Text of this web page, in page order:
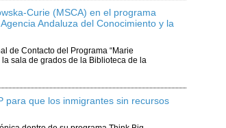
Curie (MSCA) en el programa
Andaluza del Conocimiento y la
de Contacto del Programa “Marie
sala de grados de la Biblioteca de la
para que los inmigrantes sin recursos